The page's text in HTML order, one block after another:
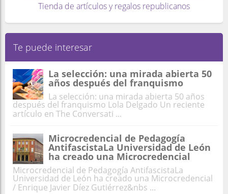
Tienda de artículos y regalos republicanos
Te puede interesar
La selección: una mirada abierta 50
años después del franquismo
La selección: una mirada abierta 50 años
después del franquismo Lola Delgado Un reciente
artículo en The Conversati ...
Microcredencial de Pedagogía
AntifascistaLa Universidad de León
ha creado una Microcredencial
Microcredencial de Pedagogía AntifascistaLa
Universidad de León ha creado una Microcredencial
/ Enrique Javier Díez Gutiérrez&nbs ...